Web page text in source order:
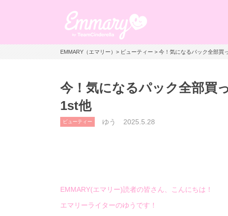
EMMARY（エマリー）>ビューティー> 今！気になるパック全部買
今！気になるパック全部買
1st他
ビューティー ゆう 2025.5.28
EMMARY(エマリー)読者の皆さん、こんにちは！
エマリーライターのゆうです！